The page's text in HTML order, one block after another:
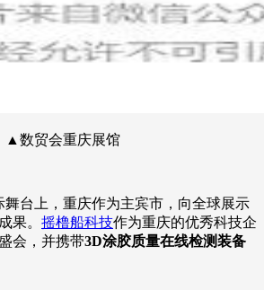
▲数贸会重庆展馆
台上，重庆作为主宾市，向全球展示
果。 摇橹船科技作为重庆的优秀科技企
会，并携带3D涂胶质量在线检测装备